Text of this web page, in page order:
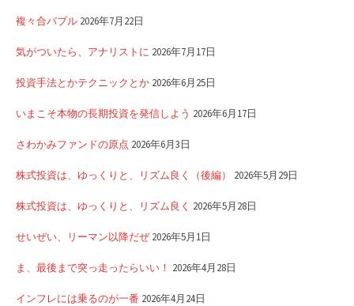
複々合バブル 2026年7月22日
気がついたら、アナリストに 2026年7月17日
投資手法とかテクニックとか 2026年6月25日
いまこそ本物の長期投資を発信しよう 2026年6月17日
さわかみファンドの原点 2026年6月3日
株式投資は、ゆっくりと、リズム良く（後編） 2026年5月29日
株式投資は、ゆっくりと、リズム良く 2026年5月28日
せいぜい、リーマン以降だぜ2026年5月1日
ま、最後まで突っ走ったらいい！ 2026年4月28日
インフレには乗るのが一番 2026年4月24日